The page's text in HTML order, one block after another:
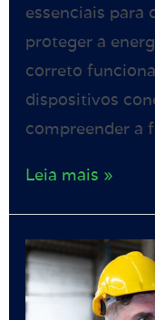
essenciais
proteger a
correto
dispositivos
compreender a
Leia mais »